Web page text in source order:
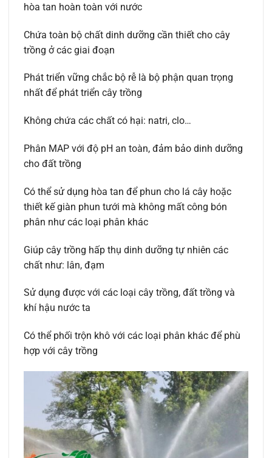
hòa tan hoàn toàn với nước
Chứa toàn bộ chất dinh dưỡng cần thiết cho cây
trồng ở các giai đoạn
Phát triển vững chắc bộ rễ là bộ phận quan trọng
nhất để phát triển cây trồng
Không chứa các chất có hại: natri, clo…
Phân MAP với độ pH an toàn, đảm bảo dinh dưỡng
cho đất trồng
Có thể sử dụng hòa tan để phun cho lá cây hoặc
thiết kế giàn phun tưới mà không mất công bón
phân như các loại phân khác
Giúp cây trồng hấp thụ dinh dưỡng tự nhiên các
chất như: lân, đạm
Sử dụng được với các loại cây trồng, đất trồng và
khí hậu nước ta
Có thể phối trộn khô với các loại phân khác để phù
hợp với cây trồng